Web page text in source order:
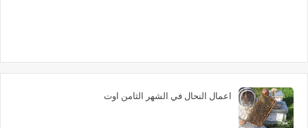
اعمال النحال في الشهر الثامن اوت